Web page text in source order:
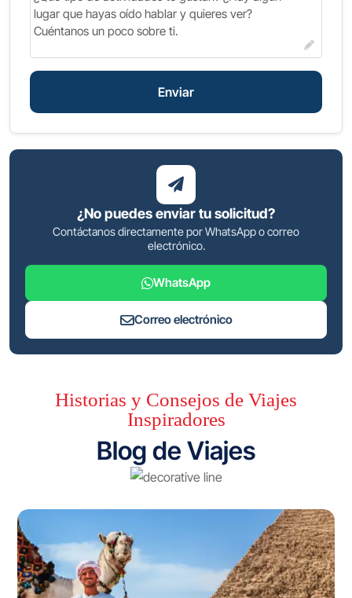
Enviar
¿No puedes enviar tu solicitud?
Contáctanos directamente por WhatsApp o correo
electrónico.
WhatsApp
Correo electrónico
Historias y Consejos de Viajes
Inspiradores
Blog de Viajes